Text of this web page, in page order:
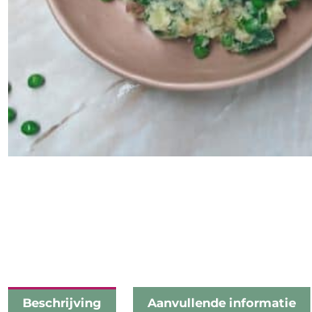
Beschrijving Aanvullende informatie